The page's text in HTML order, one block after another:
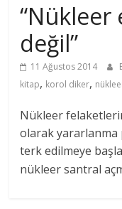
“Nükleer
değil”
11 Ağustos 2014
kitap, korol diker,
Nükleer
olarak yararlanma
terk edilmeye
nükleer santral